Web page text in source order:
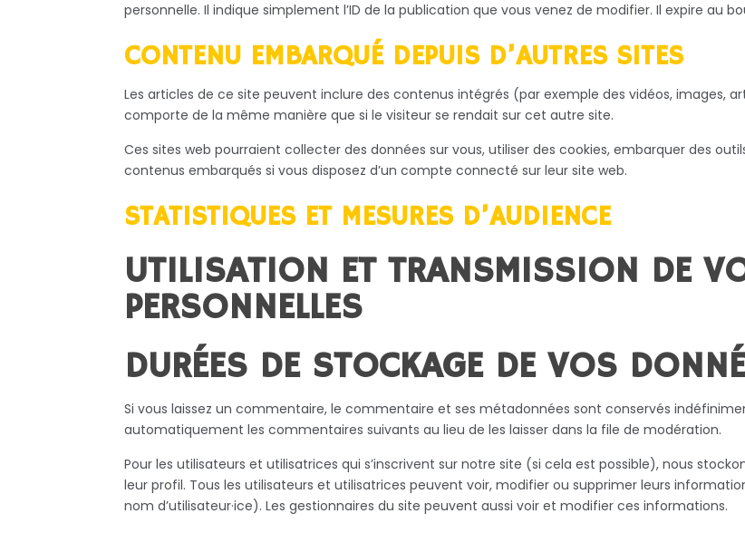
personnelle. Il indique simplement l’ID de la publication que vous venez de modifier. Il expire au
CONTENU EMBARQUÉ DEPUIS D’AUTRES SITES
Les articles de ce site peuvent inclure des contenus intégrés (par exemple des vidéos, images,
comporte de la même manière que si le visiteur se rendait sur cet autre site.
Ces sites web pourraient collecter des données sur vous, utiliser des cookies, embarquer des
contenus embarqués si vous disposez d’un compte connecté sur leur site web.
STATISTIQUES ET MESURES D’AUDIENCE
UTILISATION ET TRANSMISSION DE
PERSONNELLES
DURÉES DE STOCKAGE DE VOS
Si vous laissez un commentaire, le commentaire et ses métadonnées sont conservés
automatiquement les commentaires suivants au lieu de les laisser dans la file de modération.
Pour les utilisateurs et utilisatrices qui s’inscrivent sur notre site (si cela est possible), nous
leur profil. Tous les utilisateurs et utilisatrices peuvent voir, modifier ou supprimer leurs
nom d’utilisateur·ice). Les gestionnaires du site peuvent aussi voir et modifier ces informations.